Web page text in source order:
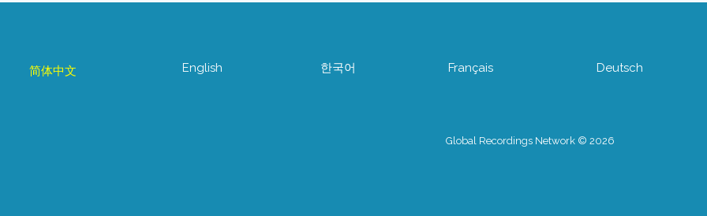
简体中文 English 한국어 Français Deutsch
Global Recordings Network © 2026